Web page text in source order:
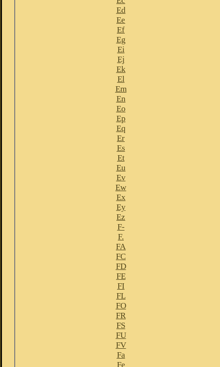
Ed
Ee
Ef
Eg
Ei
Ej
Ek
El
Em
En
Eo
Ep
Eq
Er
Es
Et
Eu
Ev
Ew
Ex
Ey
Ez
F-
F.
FA
FC
FD
FE
FI
FL
FO
FR
FS
FU
FV
Fa
Fe